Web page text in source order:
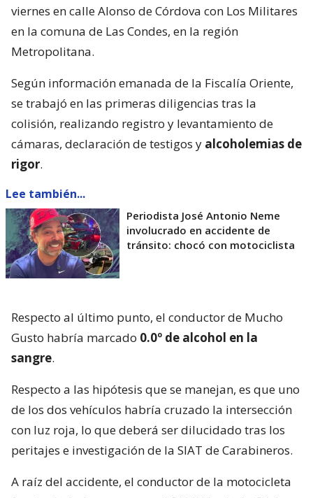
viernes en calle Alonso de Córdova con Los Militares
en la comuna de Las Condes, en la región
Metropolitana.
Según información emanada de la Fiscalía Oriente,
se trabajó en las primeras diligencias tras la
colisión, realizando registro y levantamiento de
cámaras, declaración de testigos y alcoholemias de
rigor.
Lee también...
Periodista José Antonio Neme
involucrado en accidente de
tránsito: chocó con motociclista
Respecto al último punto, el conductor de Mucho
Gusto habría marcado 0.0º de alcohol en la
sangre.
Respecto a las hipótesis que se manejan, es que uno
de los dos vehículos habría cruzado la intersección
con luz roja, lo que deberá ser dilucidado tras los
peritajes e investigación de la SIAT de Carabineros.
A raíz del accidente, el conductor de la motocicleta